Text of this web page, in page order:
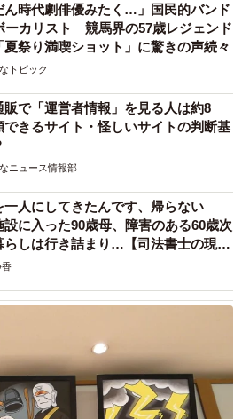
ん時代劇俳優みたく…」国民的バンド
ーカリスト 競馬界の57歳レジェンド
夏祭り満喫ショット」に驚きの声続々
トピック
販で「運営者情報」を見る人は約8
きるサイト・怪しいサイトの判断基
ニュース情報部
一人にしてきたんです、帰らない
に入った90歳母、障害のある60歳次
らしは行き詰まり…【司法書士の現場
香